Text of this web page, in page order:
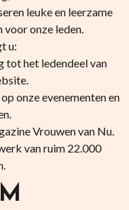
leuke en leerzame
onze leden.
u:
tot het ledendeel van
onze evenementen en
Vrouwen van Nu.
van ruim 22.000